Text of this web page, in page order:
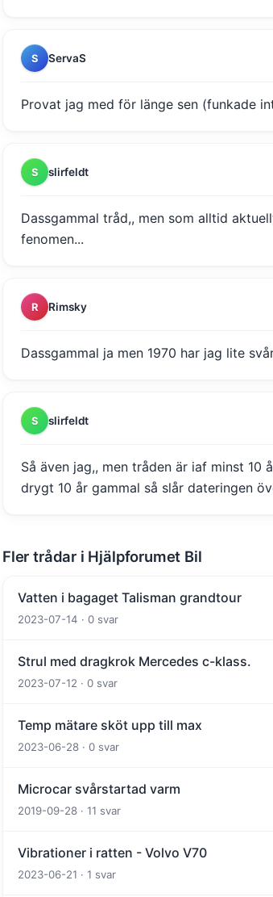
S ServaS
Provat jag med för länge sen (funkade
S slirfeldt
Dassgammal tråd,, men som alltid
fenomen...
R Rimsky
Dassgammal ja men 1970 har jag lite
S slirfeldt
Så även jag,, men tråden är iaf minst 10
drygt 10 år gammal så slår dateringen
Fler trådar i Hjälpforumet Bil
Vatten i bagaget Talisman grandtour
2023-07-14 · 0 svar
Strul med dragkrok Mercedes c-klass.
2023-07-12 · 0 svar
Temp mätare sköt upp till max
2023-06-28 · 0 svar
Microcar svårstartad varm
2019-09-28 · 11 svar
Vibrationer i ratten - Volvo V70
2023-06-21 · 1 svar